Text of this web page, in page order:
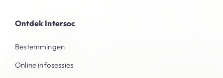
Ontdek Intersoc
Bestemmingen
Online infosessies